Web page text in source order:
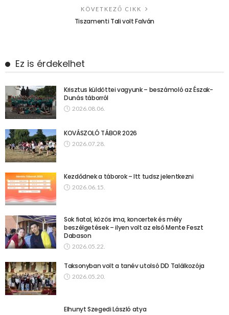
KÖVETKEZŐ CIKK
Tiszamenti Tali volt Falván
Ez is érdekelhet
Krisztus küldöttei vagyunk – beszámoló az Észak-
Dunás táborról
2026.08.06.
KOVÁSZOLÓ TÁBOR 2026
2026.07.28.
Kezdődnek a táborok – Itt tudsz jelentkezni
2026.06.15.
Sok fiatal, közös ima, koncertek és mély
beszélgetések – ilyen volt az első Mente Feszt
Dabason
2026.05.22.
Taksonyban volt a tanév utolsó DD Találkozója
2026.05.20.
Elhunyt Szegedi László atya